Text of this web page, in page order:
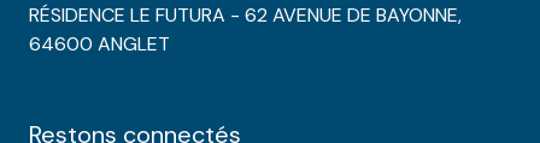
RÉSIDENCE LE FUTURA - 62 AVENUE DE BAYONNE,
64600 ANGLET
Restons connectés